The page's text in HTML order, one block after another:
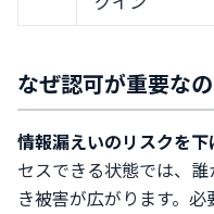
なぜ認可が重要な
情報漏えいのリスクを下
セスできる状態では、
き被害が広がります。